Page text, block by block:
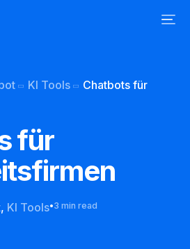
KI Tools
Chatbots für
für
, KI Tools 3 min read